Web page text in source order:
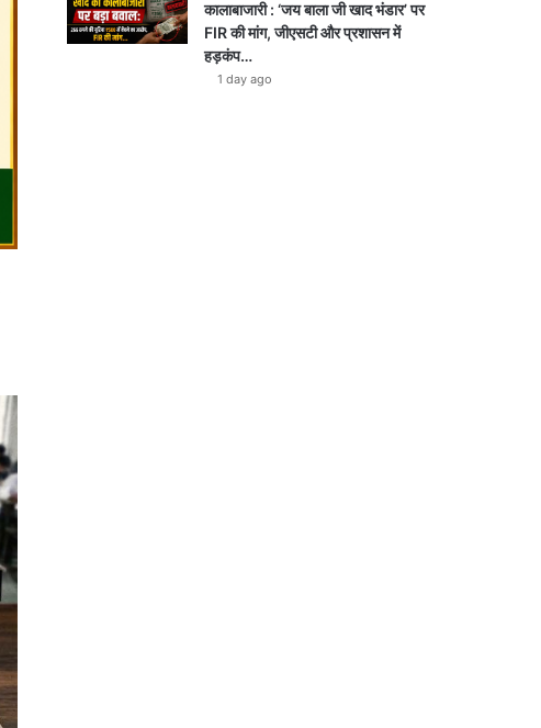
कालाबाजारी : ‘जय बाला जी खाद भंडार’ पर
FIR की मांग, जीएसटी और प्रशासन में
हड़कंप…
1 day ago